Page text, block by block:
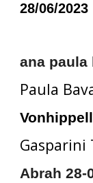
28/06/2023
ana paula
Paula
Gasparini
Abrah 28-